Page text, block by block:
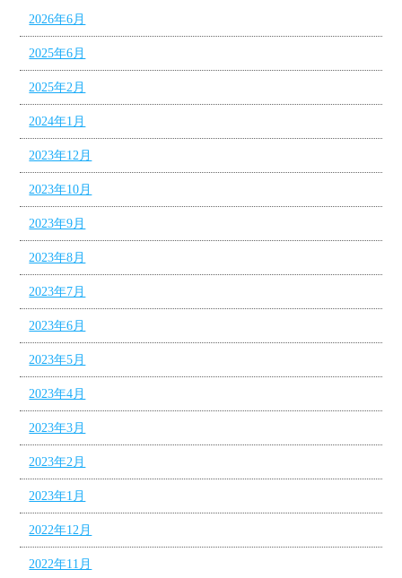
2026年6月
2025年6月
2025年2月
2024年1月
2023年12月
2023年10月
2023年9月
2023年8月
2023年7月
2023年6月
2023年5月
2023年4月
2023年3月
2023年2月
2023年1月
2022年12月
2022年11月